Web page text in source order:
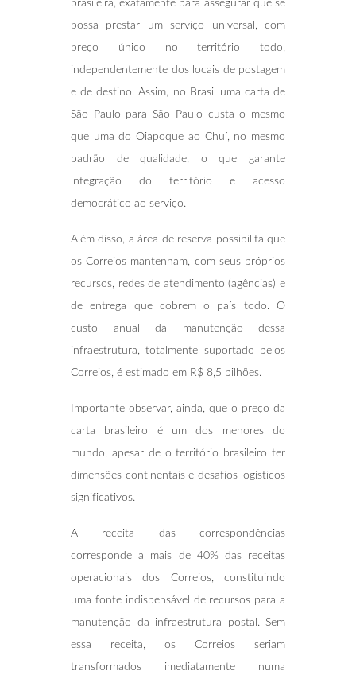
brasileira, exatamente para assegurar que se
possa prestar um serviço universal, com
preço único no território todo,
independentemente dos locais de postagem
e de destino. Assim, no Brasil uma carta de
São Paulo para São Paulo custa o mesmo
que uma do Oiapoque ao Chuí, no mesmo
padrão de qualidade, o que garante
integração do território e acesso
democrático ao serviço.
Além disso, a área de reserva possibilita que
os Correios mantenham, com seus próprios
recursos, redes de atendimento (agências) e
de entrega que cobrem o país todo. O
custo anual da manutenção dessa
infraestrutura, totalmente suportado pelos
Correios, é estimado em R$ 8,5 bilhões.
Importante observar, ainda, que o preço da
carta brasileiro é um dos menores do
mundo, apesar de o território brasileiro ter
dimensões continentais e desafios logísticos
significativos.
A receita das correspondências
corresponde a mais de 40% das receitas
operacionais dos Correios, constituindo
uma fonte indispensável de recursos para a
manutenção da infraestrutura postal. Sem
essa receita, os Correios seriam
transformados imediatamente numa